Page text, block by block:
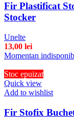
Fir Plastificat
Stocker
Unelte
13,00 lei
Momentan
Stoc epuizat
Quick view
Add to wishlist
Fir Stofix